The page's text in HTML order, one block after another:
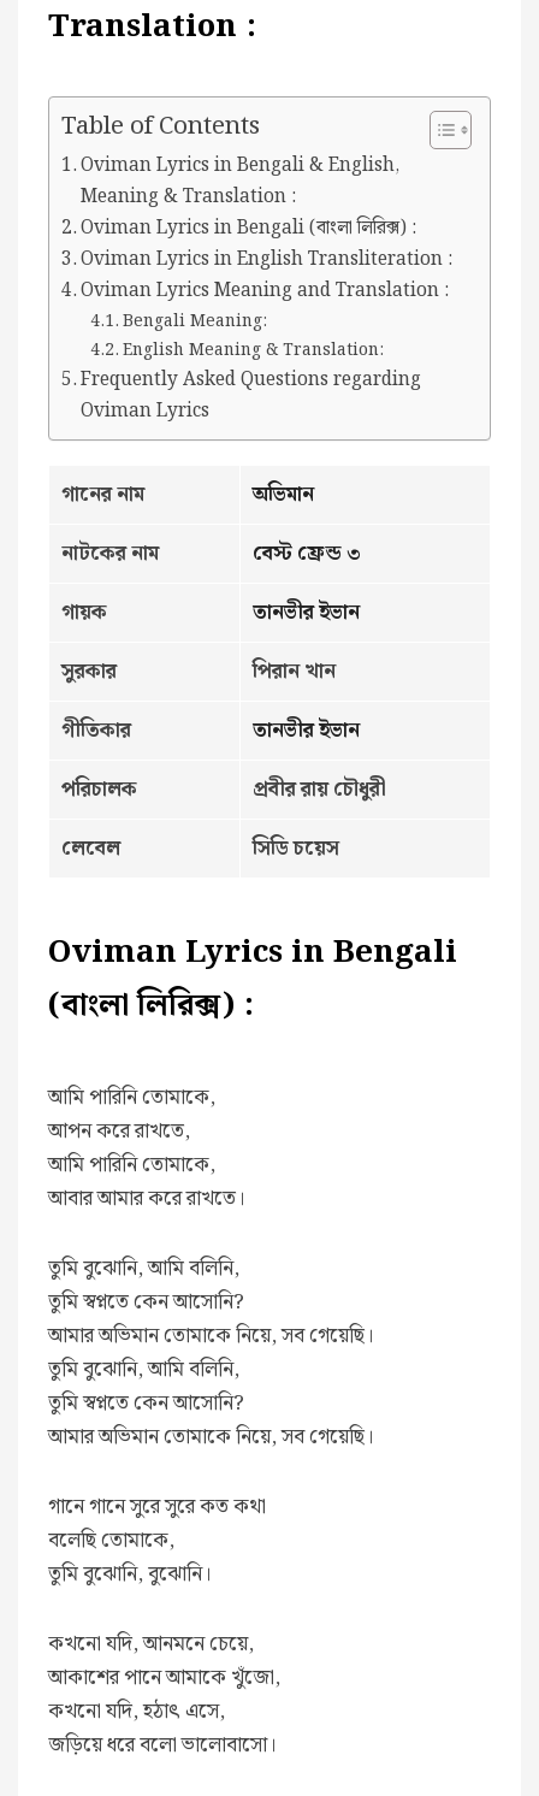
Translation :
Table of Contents
Oviman Lyrics in Bengali & English,
Meaning & Translation :
Oviman Lyrics in Bengali (বাংলা লিরিক্স) :
Oviman Lyrics in English Transliteration :
Oviman Lyrics Meaning and Translation :
Bengali Meaning:
English Meaning & Translation:
Frequently Asked Questions regarding
Oviman Lyrics
গানের নাম
অভিমান
নাটকের নাম
বেস্ট ফ্রেন্ড ৩
গায়ক
তানভীর ইভান
সুরকার
পিরান খান
গীতিকার
তানভীর ইভান
পরিচালক
প্রবীর রায় চৌধুরী
লেবেল
সিডি চয়েস
Oviman Lyrics in Bengali
(বাংলা লিরিক্স) :
আমি পারিনি তোমাকে,
আপন করে রাখতে,
আমি পারিনি তোমাকে,
আবার আমার করে রাখতে।
তুমি বুঝোনি, আমি বলিনি,
তুমি স্বপ্নতে কেন আসোনি?
আমার অভিমান তোমাকে নিয়ে, সব গেয়েছি।
তুমি বুঝোনি, আমি বলিনি,
তুমি স্বপ্নতে কেন আসোনি?
আমার অভিমান তোমাকে নিয়ে, সব গেয়েছি।
গানে গানে সুরে সুরে কত কথা
বলেছি তোমাকে,
তুমি বুঝোনি, বুঝোনি।
কখনো যদি, আনমনে চেয়ে,
আকাশের পানে আমাকে খুঁজো,
কখনো যদি, হঠাৎ এসে,
জড়িয়ে ধরে বলো ভালোবাসো।